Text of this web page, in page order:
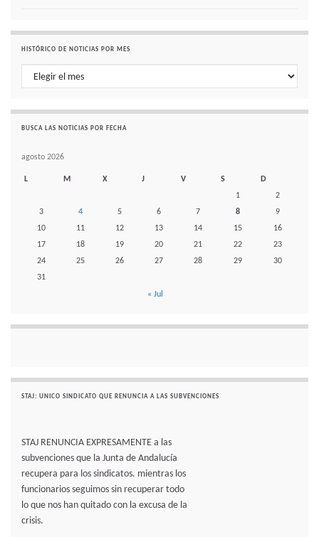
HISTÓRICO DE NOTICIAS POR MES
Histórico de noticias por mes
BUSCA LAS NOTICIAS POR FECHA
agosto 2026
L M X J V S
D
1
2
3
4 5 6 7 8
9
10
11 12 13 14 15
16
17
18 19 20 21 22
23
24
25 26 27 28 29
30
31
« Jul
STAJ: UNICO SINDICATO QUE RENUNCIA A LAS SUBVENCIONES
STAJ RENUNCIA EXPRESAMENTE a las
subvenciones que la Junta de Andalucía
recupera para los sindicatos. mientras los
funcionarios seguimos sin recuperar todo
lo que nos han quitado con la excusa de la
crisis.